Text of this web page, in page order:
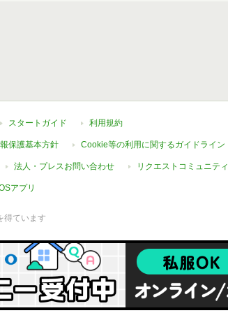
スタートガイド 利用規約
保護基本方針 Cookie等の利用に関するガイドライン
法人・プレスお問い合わせ リクエストコミュニティ
アプリ
得ています